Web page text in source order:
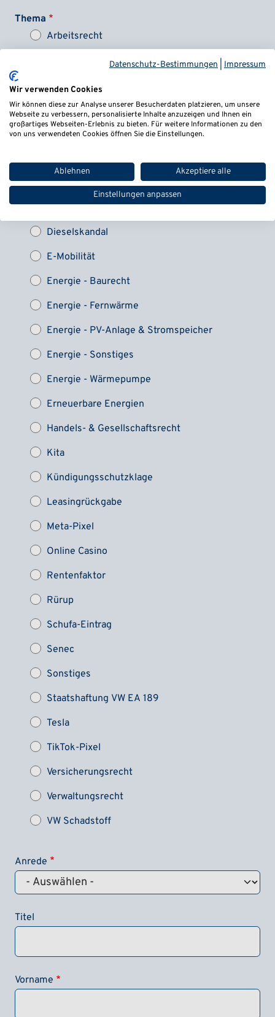
Thema
Arbeitsrecht
Bank- und Kapitalmarktrecht
Bußgeld | Verkehrsrecht
Cannabis
Coaching-Vertrag
Datenlecks
Datenübertragung
Dieselskandal
E-Mobilität
Energie - Baurecht
Energie - Fernwärme
Energie - PV-Anlage & Stromspeicher
Energie - Sonstiges
Energie - Wärmepumpe
Erneuerbare Energien
Handels- & Gesellschaftsrecht
Kita
Kündigungsschutzklage
Leasingrückgabe
Meta-Pixel
Online Casino
Rentenfaktor
Rürup
Schufa-Eintrag
Senec
Sonstiges
Staatshaftung VW EA 189
Tesla
TikTok-Pixel
Versicherungsrecht
Verwaltungsrecht
VW Schadstoff
Anrede
Titel
Vorname
Datenschutz-Bestimmungen Impressum
Wir verwenden Cookies
Wir können diese zur Analyse unserer Besucherdaten platzieren, um unsere
Webseite zu verbessern, personalisierte Inhalte anzuzeigen und Ihnen ein
großartiges Webseiten-Erlebnis zu bieten. Für weitere Informationen zu den
von uns verwendeten Cookies öffnen Sie die Einstellungen.
Ablehnen Akzeptiere alle
Einstellungen anpassen